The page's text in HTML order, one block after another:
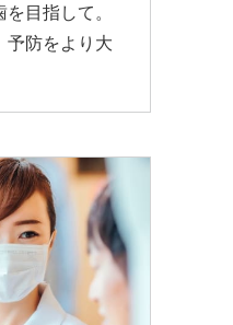
目指して。
予防をより大